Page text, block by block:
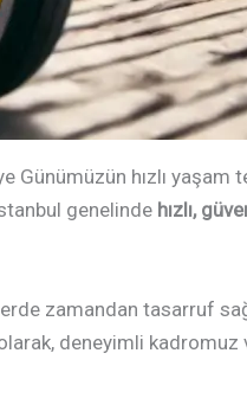
Günümüzün hızlı yaşam
genelinde hızlı,
zamandan tasarruf
deneyimli